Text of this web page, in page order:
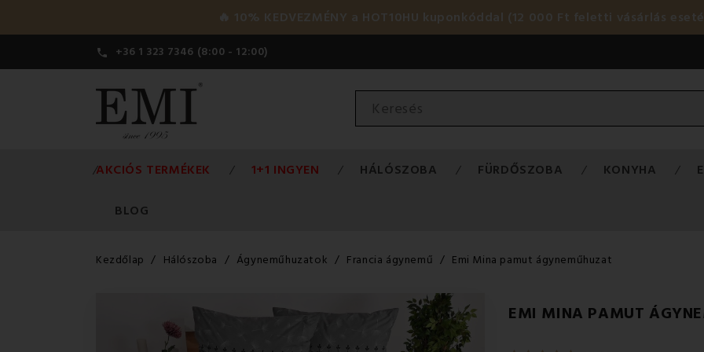
🔥 10% KEDVEZMÉNY a HOT10HU kuponkóddal (12 000 Ft feletti vásárlás
 +36 1 323 7346 (8:00 - 12:00)
AKCIÓS TERMÉKEK 1+1 INGYEN HÁLÓSZOBA FÜRDŐSZOBA KONYHA
BLOG
Kezdőlap Hálószoba Ágyneműhuzatok Francia ágynemű Emi Mina pamut ágyneműhuzat
EMI MINA PAMUT